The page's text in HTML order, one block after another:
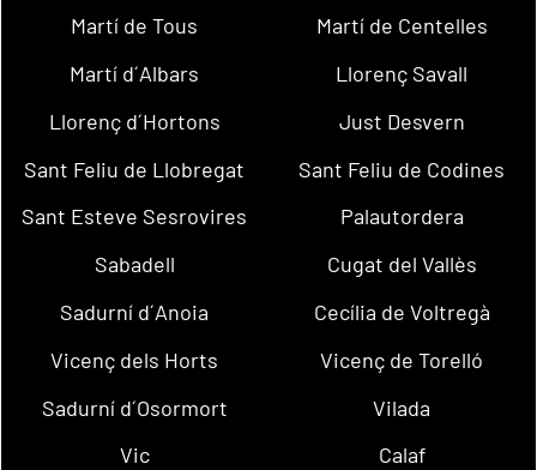
Martí de Tous
Martí de Centelles
Martí d´Albars
Llorenç Savall
Llorenç d´Hortons
Just Desvern
Sant Feliu de Llobregat
Sant Feliu de Codines
Sant Esteve Sesrovires
Palautordera
Sabadell
Cugat del Vallès
Sadurní d´Anoia
Cecília de Voltregà
Vicenç dels Horts
Vicenç de Torelló
Sadurní d´Osormort
Vilada
Vic
Calaf